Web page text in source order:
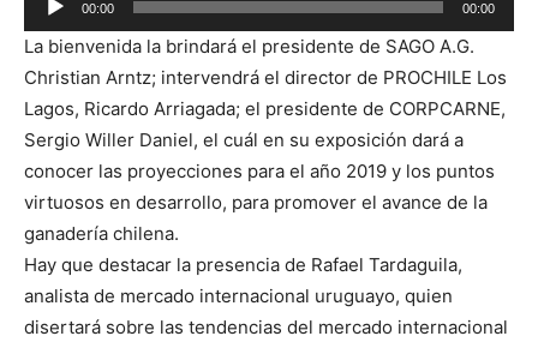
Reproductor
de
audio
00:00 00:00
La bienvenida la brindará el presidente de SAGO A.G.
Christian Arntz; intervendrá el director de PROCHILE Los
Lagos, Ricardo Arriagada; el presidente de CORPCARNE,
Sergio Willer Daniel, el cuál en su exposición dará a
conocer las proyecciones para el año 2019 y los puntos
virtuosos en desarrollo, para promover el avance de la
ganadería chilena.
Hay que destacar la presencia de Rafael Tardaguila,
analista de mercado internacional uruguayo, quien
disertará sobre las tendencias del mercado internacional